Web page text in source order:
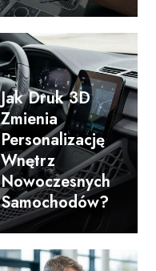
Jak Druk 3D
Zmienia
Personalizację
Wnętrz
Nowoczesnych
Samochodów?